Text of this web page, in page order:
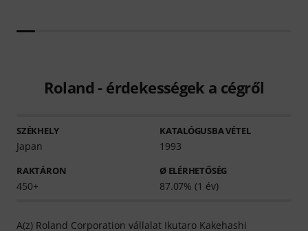
Roland - érdekességek a cégről
SZÉKHELY
Japan
KATALÓGUSBA VÉTEL
1993
RAKTÁRON
450+
Ø ELÉRHETŐSÉG
87.07% (1 év)
A(z) Roland Corporation vállalat Ikutaro Kakehashi